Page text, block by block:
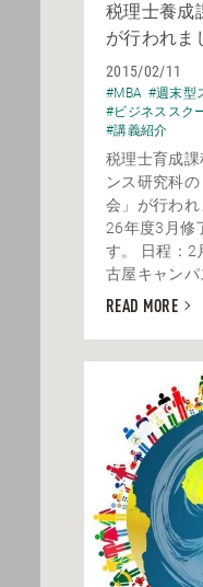
税理士養成
が行われま
2015/02/11
#MBA #週末型
#ビジネススク
#講義紹介
税理士育成
ンス研究科
会」が行わ
26年度3月修
す。 日程：2
古屋キャンパ
READ MORE